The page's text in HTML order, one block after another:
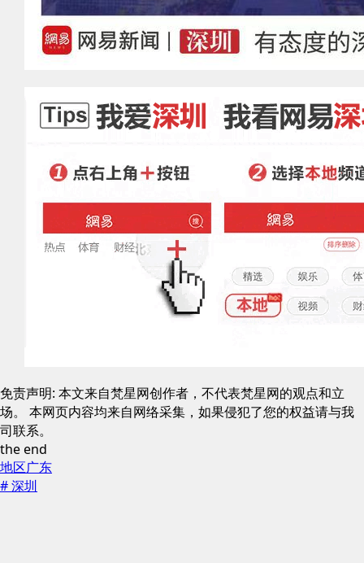
免责声明: 本文来自梵星网创作者，不代表梵星网的观点和立
场。 本网页内容均来自网络采集，如果侵犯了您的权益请与我
司联系。
the end
地区广东
# 深圳